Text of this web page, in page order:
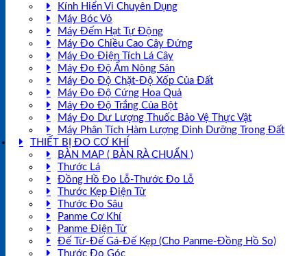
Kính Hiển Vi Chuyên Dụng
Máy Bóc Vỏ
Máy Đếm Hạt Tự Động
Máy Đo Chiều Cao Cây Đứng
Máy Đo Điện Tích Lá Cây
Máy Đo Độ Ẩm Nông Sản
Máy Đo Độ Chặt-Độ Xốp Của Đất
Máy Đo Độ Cứng Hoa Quả
Máy Đo Độ Trắng Của Bột
Máy Đo Dư Lượng Thuốc Bảo Vệ Thực Vật
Máy Phân Tích Hàm Lượng Dinh Dưỡng Trong Đất
THIẾT BỊ ĐO CƠ KHÍ
BÀN MAP ( BÀN RÀ CHUẨN )
Thước Lá
Đồng Hồ Đo Lỗ-Thước Đo Lỗ
Thước Kẹp Điện Tử
Thước Đo Sâu
Panme Cơ Khí
Panme Điện Tử
Đế Từ-Đế Gá-Đế Kẹp (Cho Panme-Đồng Hồ So)
Thước Đo Góc